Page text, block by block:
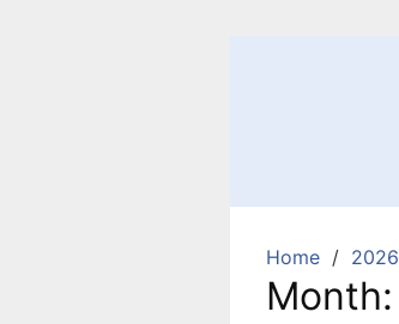
Home 2026
Month: